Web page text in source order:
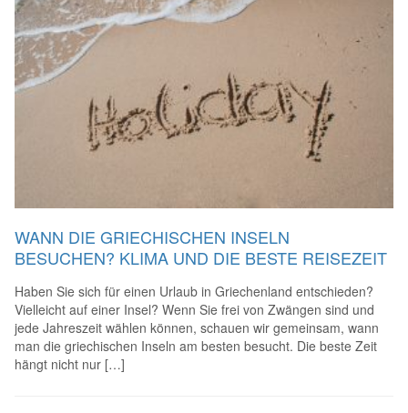
WANN DIE GRIECHISCHEN INSELN
BESUCHEN? KLIMA UND DIE BESTE REISEZEIT
Haben Sie sich für einen Urlaub in Griechenland entschieden?
Vielleicht auf einer Insel? Wenn Sie frei von Zwängen sind und
jede Jahreszeit wählen können, schauen wir gemeinsam, wann
man die griechischen Inseln am besten besucht. Die beste Zeit
hängt nicht nur […]